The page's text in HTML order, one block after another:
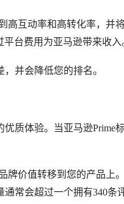
高互动率和高转化率，并
台费用为亚马逊带来收入
并会降低您的排名。
质体验。当亚马逊Prime
牌价值转移到您的产品上
常会超过一个拥有340条